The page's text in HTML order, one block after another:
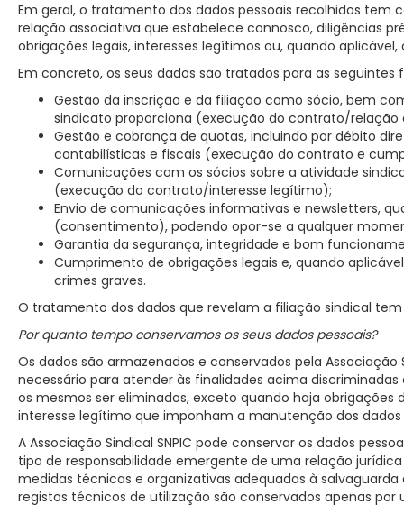
Em geral, o tratamento dos dados pessoais recolhidos
relação associativa que estabelece connosco, diligências
obrigações legais, interesses legítimos ou, quando
Em concreto, os seus dados são tratados para as seguintes
Gestão da inscrição e da filiação como sócio, bem
sindicato proporciona (execução do contrato/relação
Gestão e cobrança de quotas, incluindo por débito
contabilísticas e fiscais (execução do contrato e
Comunicações com os sócios sobre a atividade
(execução do contrato/interesse legítimo);
Envio de comunicações informativas e newsletters,
(consentimento), podendo opor-se a qualquer
Garantia da segurança, integridade e bom
Cumprimento de obrigações legais e, quando
crimes graves.
O tratamento dos dados que revelam a filiação sindical tem
Por quanto tempo conservamos os seus dados pessoais?
Os dados são armazenados e conservados pela
necessário para atender às finalidades acima
os mesmos ser eliminados, exceto quando haja
interesse legítimo que imponham a manutenção dos dados
A Associação Sindical SNPIC pode conservar os dados
tipo de responsabilidade emergente de uma relação
medidas técnicas e organizativas adequadas à
registos técnicos de utilização são conservados apenas por